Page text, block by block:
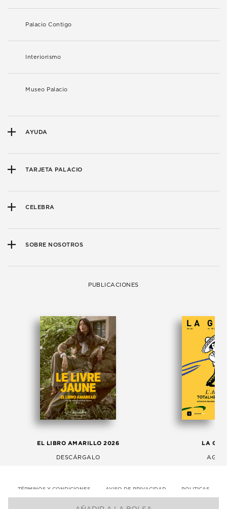
Palacio Contigo
Interiorismo
Museo Palacio
AYUDA
TARJETA PALACIO
CELEBRA
SOBRE NOSOTROS
PUBLICACIONES
EL LIBRO AMARILLO 2026
DESCÁRGALO
LA
TÉRMINOS Y CONDICIONES AVISO DE PRIVACIDAD POLITICAS